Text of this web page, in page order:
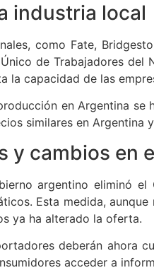
industria local
como Fate,
de Trabajadores del
la capacidad de las
en Argentina
similares en
y cambios en
argentino eliminó
Esta medida,
ya ha alterado la oferta.
deberán ahora
acceder a